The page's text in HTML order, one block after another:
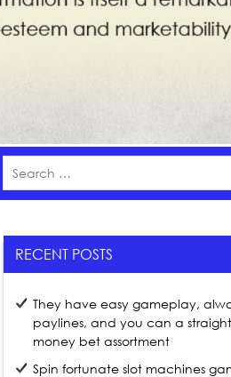
RECENT POSTS
They have easy gameplay,
paylines, and you can a
money bet assortment
Spin fortunate slot machines